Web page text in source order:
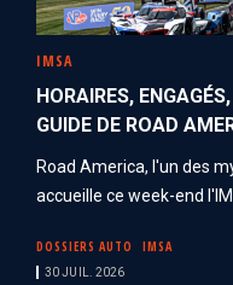
IMSA
HORAIRES,
GUIDE DE ROAD
Road America, l'un des
accueille ce week-end
DOSSIERS AUTO IMSA
30 JUIL. 2026